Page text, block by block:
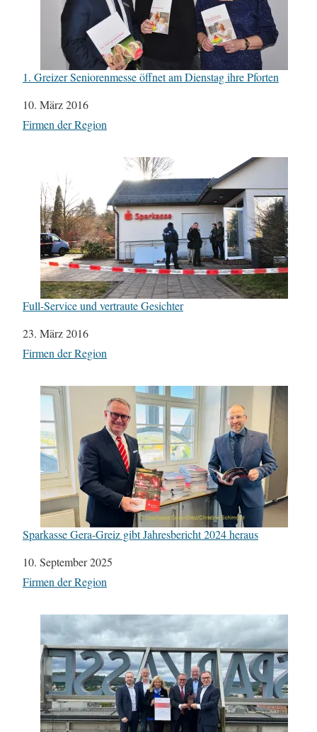
1. Greizer Seniorenmesse öffnet am Dienstag ihre Pforten
Datum
10. März 2016
In Bezug auf
Firmen der Region
Full-Service und vertraute Gesichter
Datum
23. März 2016
In Bezug auf
Firmen der Region
Sparkasse Gera-Greiz gibt Jahresbericht 2024 heraus
Datum
10. September 2025
In Bezug auf
Firmen der Region